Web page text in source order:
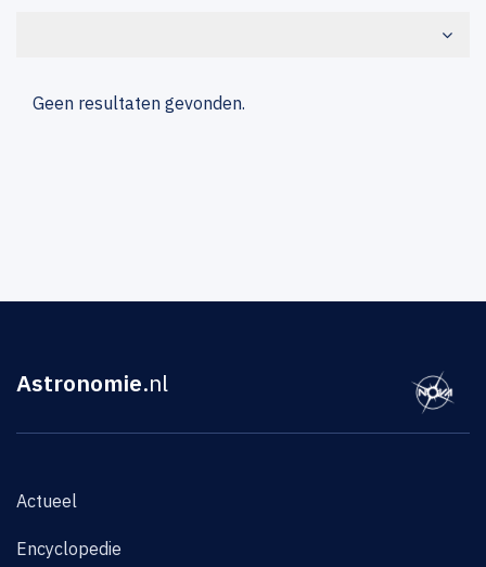
Geen resultaten gevonden.
Astronomie.nl
Actueel
Encyclopedie